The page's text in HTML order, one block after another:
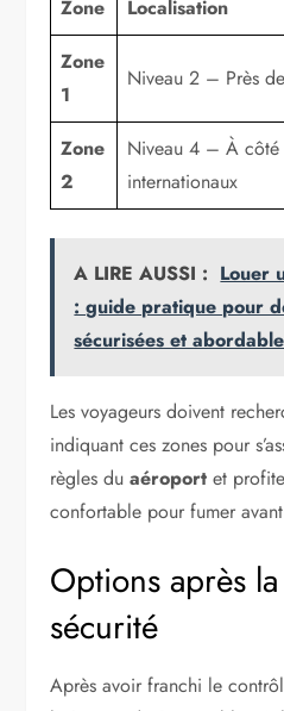
Zone
Localisation
Zone
1
Niveau 2 – Près
Zone
2
Niveau 4 – À côté
internationaux
A LIRE AUSSI : Louer
: guide pratique pour
sécurisées et
Les voyageurs doivent
indiquant ces zones pour
règles duaéroport et
confortable pour fumer
Options après
sécurité
Après avoir franchi le